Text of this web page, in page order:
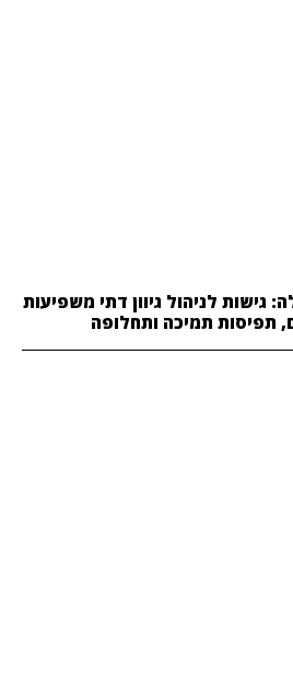
גישות לניהול גיוון דתי משפיעות
תפיסות תמיכה ותחלופה